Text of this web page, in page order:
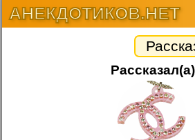
АНЕКДОТИКОВ.НЕТ